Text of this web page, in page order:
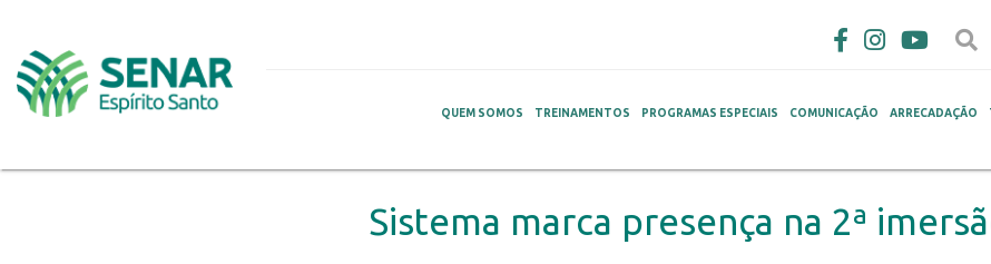
QUEM SOMOS TREINAMENTOS PROGRAMAS ESPECIAIS COMUNICAÇÃO ARRECADAÇÃO
Sistema marca presença na 2ª